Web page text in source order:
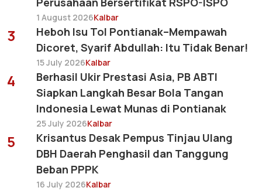
1 August 2026Kalbar
3
Heboh Isu Tol Pontianak–Mempawah
Dicoret, Syarif Abdullah: Itu Tidak Benar!
15 July 2026Kalbar
4
Berhasil Ukir Prestasi Asia, PB ABTI
Siapkan Langkah Besar Bola Tangan
Indonesia Lewat Munas di Pontianak
25 July 2026Kalbar
5
Krisantus Desak Pempus Tinjau Ulang
DBH Daerah Penghasil dan Tanggung
Beban PPPK
16 July 2026Kalbar